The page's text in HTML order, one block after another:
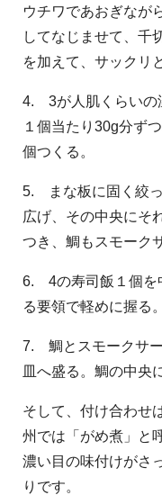
ウチワであおぎなが
してなじませて、千
を加えて、サックリ
4. 3が人肌くらいの
１個当たり30g分ず
個つくる。
5. まな板に固く絞
広げ、その中央にそ
つき、鯛もスモーク
6. 4の寿司飯１個を
る要領で軽めに握る。
7. 鯛とスモークサ
皿へ盛る。鯛の中央
そして、付け合わせ
州では「がめ煮」と
濃い目の味付けがさ
りです。